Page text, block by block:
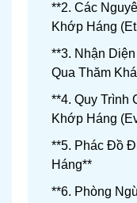
**2. Các
Khớp Háng
**3. Nhận
Qua Thăm
**4. Quy Trình
Khớp Háng
**5. Phác Đồ
Háng**
**6. Phòng